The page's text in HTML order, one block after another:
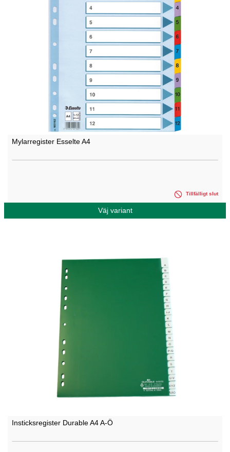
Mylarregister Esselte A4
Tillfälligt slut
Väj variant
Insticksregister Durable A4 A-Ö